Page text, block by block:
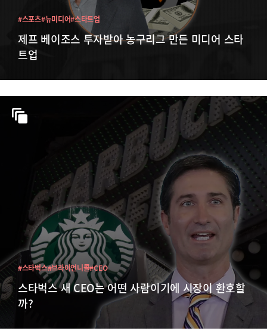
제프 베이조스 투자받아 농구리그 만든 미디어 스타
트업
#스포츠#뉴미디어#스타트업
스타벅스 새 CEO는 어떤 사람이기에 시장이 환호할
까?
#스타벅스#브라이언니콜#CEO